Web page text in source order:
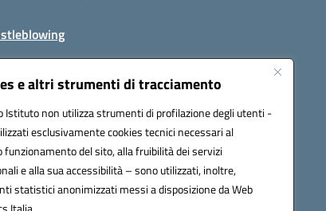
e altri strumenti di tracciamento
Istituto non utilizza strumenti di profilazione degli utenti -
esclusivamente cookies tecnici necessari al
funzionamento del sito, alla fruibilità dei servizi
e alla sua accessibilità – sono utilizzati, inoltre,
statistici anonimizzati messi a disposizione da Web